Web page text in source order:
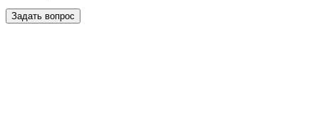
Задать вопрос